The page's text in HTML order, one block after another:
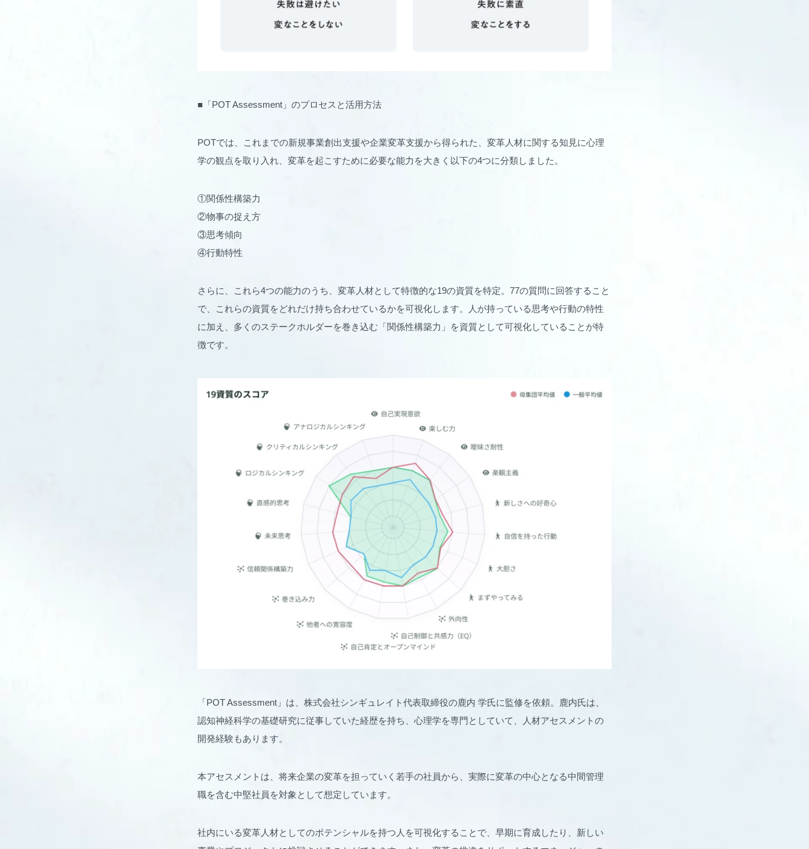
■「POT Assessment」のプロセスと活用方法
POTでは、これまでの新規事業創出支援や企業変革支援から得られた、変革人材に関する知見に心理
学の観点を取り入れ、変革を起こすために必要な能力を大きく以下の4つに分類しました。
①関係性構築力
②物事の捉え方
③思考傾向
④行動特性
さらに、これら4つの能力のうち、変革人材として特徴的な19の資質を特定。77の質問に回答すること
で、これらの資質をどれだけ持ち合わせているかを可視化します。人が持っている思考や行動の特性
に加え、多くのステークホルダーを巻き込む「関係性構築力」を資質として可視化していることが特
徴です。
「POT Assessment」は、株式会社シンギュレイト代表取締役の鹿内 学氏に監修を依頼。鹿内氏は、
認知神経科学の基礎研究に従事していた経歴を持ち、心理学を専門としていて、人材アセスメントの
開発経験もあります。
本アセスメントは、将来企業の変革を担っていく若手の社員から、実際に変革の中心となる中間管理
職を含む中堅社員を対象として想定しています。
社内にいる変革人材としてのポテンシャルを持つ人を可視化することで、早期に育成したり、新しい